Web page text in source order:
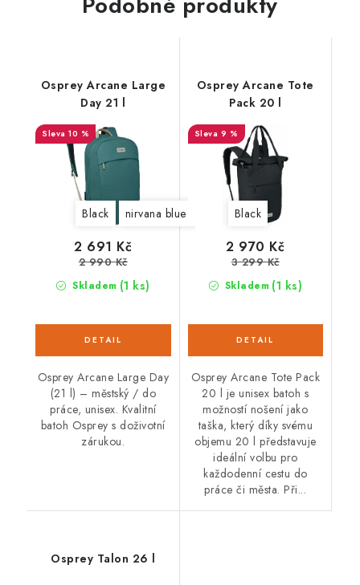
Osprey Arcane Large
Day 21 l
10 %
Black nirvana blue heather cascade blue
Skladem (1 ks)
2 691 Kč
2 990 Kč
Osprey Arcane Large Day
(21 l) – městský / do
práce, unisex. Kvalitní
batoh Osprey s doživotní
zárukou.
Osprey Arcane Tote
Pack 20 l
9 %
Black
Skladem (1 ks)
2 970 Kč
3 299 Kč
Osprey Arcane Tote Pack
20 l je unisex batoh s
možností nošení jako
taška, který díky svému
objemu 20 l představuje
ideální volbu pro
každodenní cestu do
práce či města. Při...
Osprey Talon 26 l